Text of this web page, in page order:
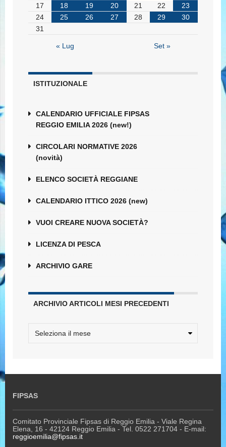
17
18 19 20 21 22
23
24
25 26 27 28 29
30
31
« Lug Set »
ISTITUZIONALE
CALENDARIO UFFICIALE FIPSAS
REGGIO EMILIA 2026 (new!)
CIRCOLARI NORMATIVE 2026
(novità)
ELENCO SOCIETÀ REGGIANE
CALENDARIO ITTICO 2026 (new)
VUOI CREARE NUOVA SOCIETÀ?
LICENZA DI PESCA
ARCHIVIO GARE
ARCHIVIO ARTICOLI MESI PRECEDENTI
FIPSAS
Comitato Provinciale Fipsas di Reggio Emilia - Viale Regina
Elena, 16 - 42124 Reggio Emilia - Tel. 0522 271704 - E-mail:
reggioemilia@fipsas.it